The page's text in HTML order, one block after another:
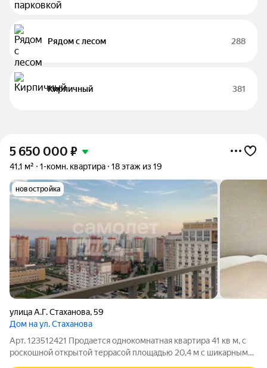
Рядом с лесом 288
Кирпичный 381
5 650 000 ₽
41,1 м² 1-комн. квартира 18 этаж из 19
новостройка
улица А.Г. Стаханова,59
Дом на ул. Стаханова
Арт. 123512421 Продается однокомнатная квартира 41 кв м, с
роскошной открытой террасой площадью 20,4 м с шикарным